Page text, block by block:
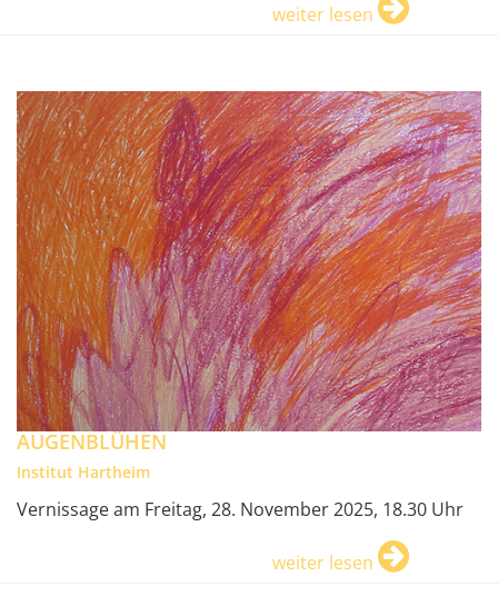
weiter lesen
AUGENBLÜHEN
Institut Hartheim
Vernissage am Freitag, 28. November 2025, 18.30 Uhr
weiter lesen